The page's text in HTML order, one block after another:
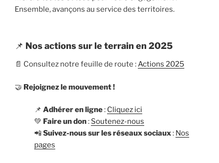
Ensemble, avançons au service des territoires.
📌 Nos actions sur le terrain en 2025
📄 Consultez notre feuille de route :Actions 2025
🤝 Rejoignez le mouvement !
📌 Adhérer en ligne: Cliquez ici
💚 Faire un don: Soutenez-nous
📲 Suivez-nous sur les réseaux sociaux: Nos
pages